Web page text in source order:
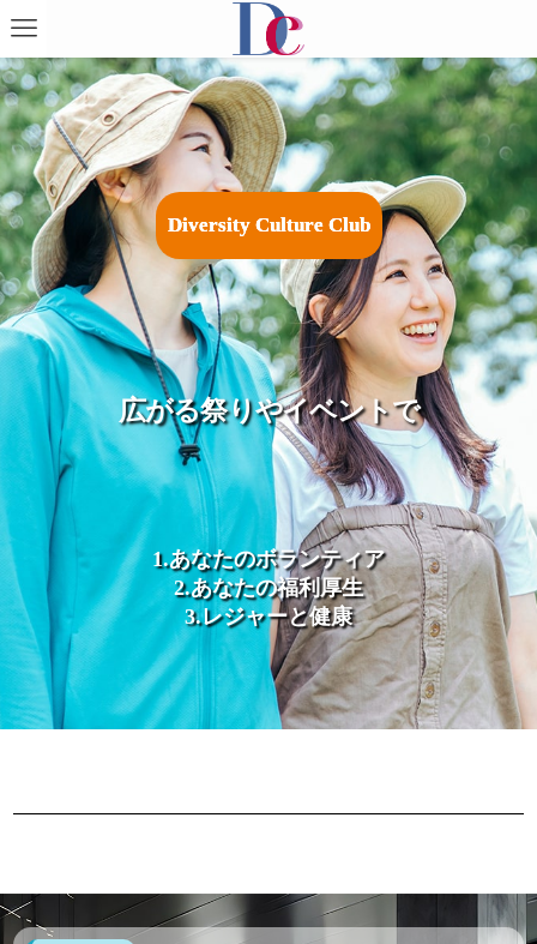
Diversity Culture Club
バーチャル未来都市が
1.あなたのボランティア
2.あなたの福利厚生
3.レジャーと健康